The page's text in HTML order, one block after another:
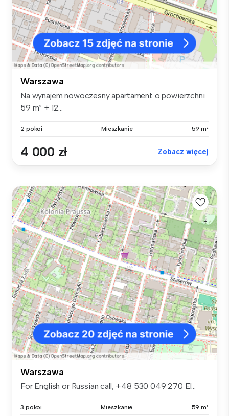
Warszawa
Na wynajem nowoczesny apartament o powierzchni
59 m² + 12...
2 pokoi Mieszkanie 59 m²
4 000 zł Zobacz więcej
Warszawa
For English or Russian call, +48 530 049 270 El...
3 pokoi Mieszkanie 59 m²